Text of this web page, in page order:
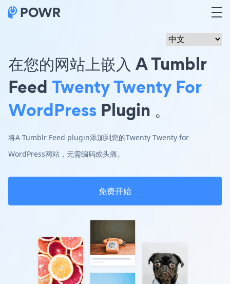
在您的网站上嵌入 A Tumblr
Feed Twenty Twenty For
WordPress Plugin 。
将A Tumblr Feed plugin添加到您的Twenty Twenty for
WordPress网站，无需编码或头痛。
免费开始